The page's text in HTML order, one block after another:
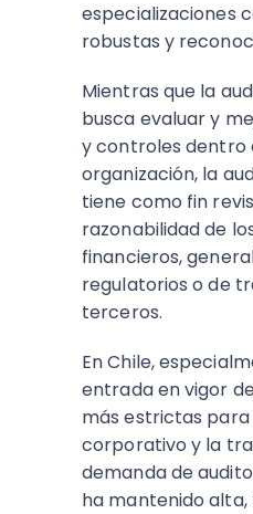
especializaciones
robustas y
Mientras que la
busca evaluar y
y controles dentro
organización, la
tiene como fin
razonabilidad de
financieros,
regulatorios o de
terceros.
En Chile,
entrada en vigor
más estrictas
corporativo y la
demanda de
ha mantenido